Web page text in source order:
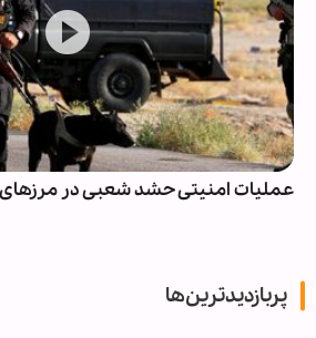
عملیات امنیتی حشد شعبی در مرزهای
پربازدیدترین‌ها